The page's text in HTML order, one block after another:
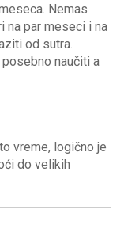
Nemas
na par meseci i na
od sutra.
naučiti a
vreme, logično je
do velikih